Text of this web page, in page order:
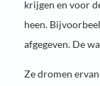
krijgen en voor
heen.
afgegeven. De
Ze dromen